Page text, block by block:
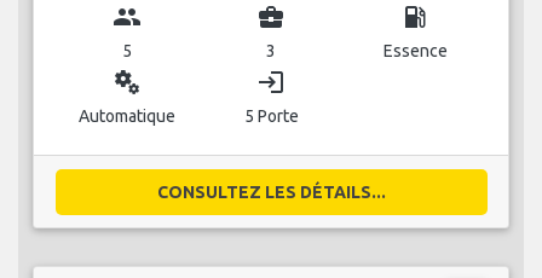
group
5
business_center
3
local_gas_station
Essence
miscellaneous_services
Automatique
login
5 Porte
CONSULTEZ LES DÉTAILS...